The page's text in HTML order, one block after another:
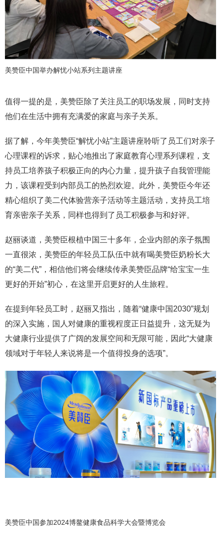
美赞臣中国举办解忧小站系列主题讲座
值得一提的是，美赞臣除了关注员工的职场发展，同时支持
他们在生活中拥有充满爱的家庭与亲子关系。
据了解，今年美赞臣“解忧小站”主题讲座聆听了员工们对亲子
心理课程的诉求，贴心地推出了家庭教育心理系列课程，支
持员工培养孩子积极正向的内心力量，提升孩子自我管理能
力，该课程受到内部员工的热烈欢迎。此外，美赞臣今年还
精心组织了美二代体验营亲子活动等主题活动，支持员工培
育亲密亲子关系，同样也得到了员工积极参与和好评。
赵丽谈道，美赞臣根植中国三十多年，企业内部的亲子氛围
一直很浓，美赞臣的年轻员工队伍中就有喝美赞臣奶粉长大
的“美二代”，相信他们将会继续传承美赞臣品牌“给宝宝一生
更好的开始”初心，在这里开启更好的人生旅程。
在提到年轻员工时，赵丽又指出，随着“健康中国2030”规划
的深入实施，国人对健康的重视程度正日益提升，这无疑为
大健康行业提供了广阔的发展空间和无限可能，因此“大健康
领域对于年轻人来说将是一个值得投身的选项”。
美赞臣中国参加2024博鳌健康食品科学大会暨博览会